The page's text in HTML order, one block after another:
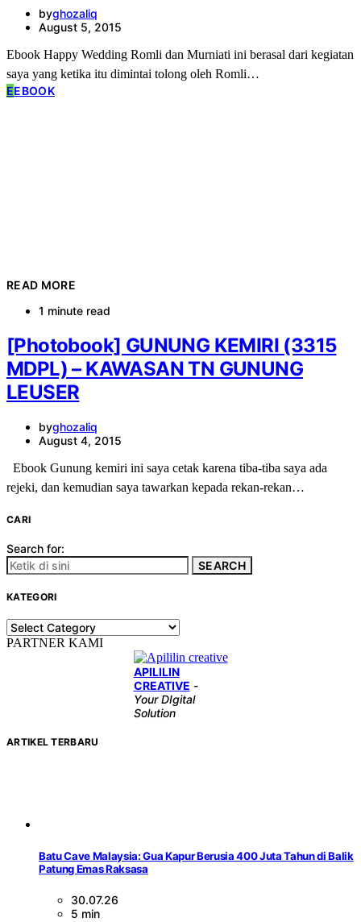
byghozaliq
August 5, 2015
Ebook Happy Wedding Romli dan Murniati ini berasal dari kegiatan
saya yang ketika itu dimintai tolong oleh Romli…
EEBOOK
READ MORE
1 minute read
[Photobook] GUNUNG KEMIRI (3315
MDPL) – KAWASAN TN GUNUNG
LEUSER
byghozaliq
August 4, 2015
Ebook Gunung kemiri ini saya cetak karena tiba-tiba saya ada
rejeki, dan kemudian saya tawarkan kepada rekan-rekan…
CARI
Search for:
SEARCH
KATEGORI
KATEGORI
PARTNER KAMI
APILILIN
CREATIVE -
Your DIgital
Solution
ARTIKEL TERBARU
Batu Cave Malaysia: Gua Kapur Berusia 400 Juta Tahun di Balik
Patung Emas Raksasa
30.07.26
5 min